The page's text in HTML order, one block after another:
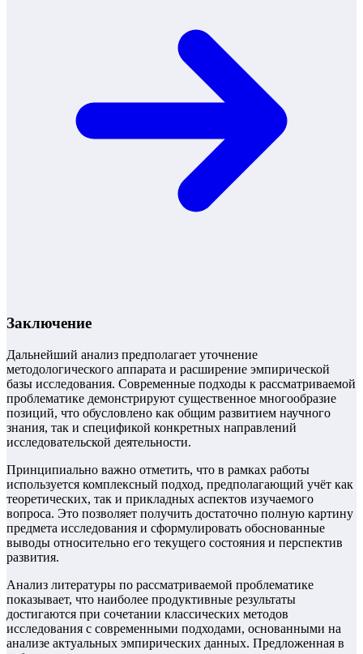
Заключение
Дальнейший анализ предполагает уточнение
методологического аппарата и расширение эмпирической
базы исследования. Современные подходы к рассматриваемой
проблематике демонстрируют существенное многообразие
позиций, что обусловлено как общим развитием научного
знания, так и спецификой конкретных направлений
исследовательской деятельности.
Принципиально важно отметить, что в рамках работы
используется комплексный подход, предполагающий учёт как
теоретических, так и прикладных аспектов изучаемого
вопроса. Это позволяет получить достаточно полную картину
предмета исследования и сформулировать обоснованные
выводы относительно его текущего состояния и перспектив
развития.
Анализ литературы по рассматриваемой проблематике
показывает, что наиболее продуктивные результаты
достигаются при сочетании классических методов
исследования с современными подходами, основанными на
анализе актуальных эмпирических данных. Предложенная в